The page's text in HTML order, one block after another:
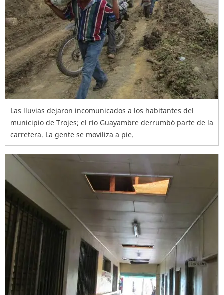
Las lluvias dejaron incomunicados a los habitantes del
municipio de Trojes; el río Guayambre derrumbó parte de la
carretera. La gente se moviliza a pie.